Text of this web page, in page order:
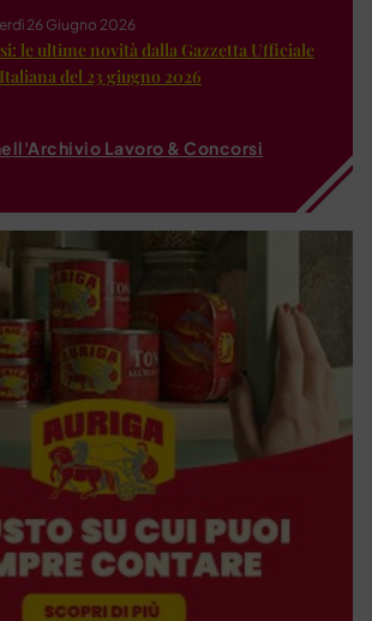
26 Giugno 2026
le ultime novità dalla Gazzetta Ufficiale
del 23 giugno 2026
Lavoro & Concorsi